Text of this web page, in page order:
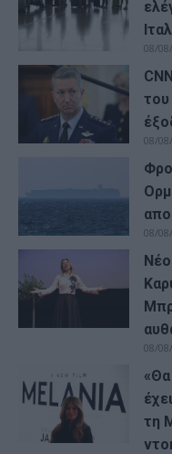
08/
08/
08/
08/
«Θα
τη